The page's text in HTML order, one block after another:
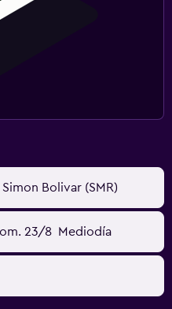
Bolivar (SMR)
23/8 Mediodía